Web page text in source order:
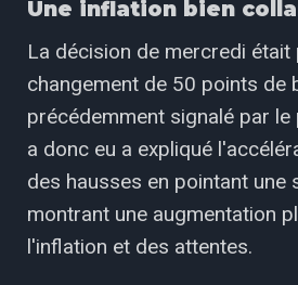
Une inflation bien
La décision de mercredi était
changement de 50 points de
précédemment signalé par le
a donc eu a expliqué
des hausses en pointant une
montrant une augmentation
l'inflation et des attentes.